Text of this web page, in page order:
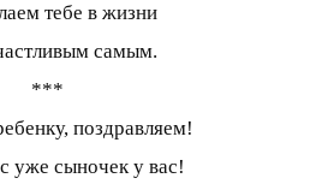
тебе в жизни
самым.
***
поздравляем!
уже сыночек у вас!